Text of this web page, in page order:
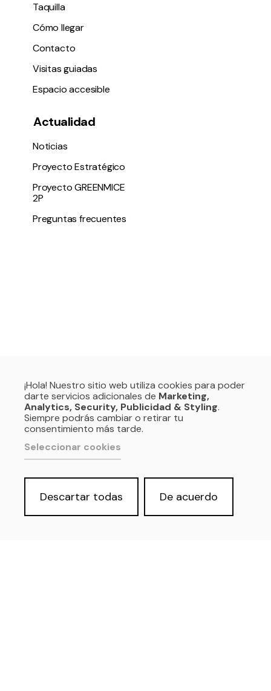
Taquilla
Cómo llegar
Contacto
Visitas guiadas
Espacio accesible
Actualidad
Noticias
Proyecto Estratégico
Proyecto GREENMICE
2P
Preguntas frecuentes
¡Hola! Nuestro sitio web utiliza cookies para poder
darte servicios adicionales de Marketing,
Analytics, Security, Publicidad & Styling.
Siempre podrás cambiar o retirar tu
consentimiento más tarde.
Seleccionar cookies
Descartar todas De acuerdo